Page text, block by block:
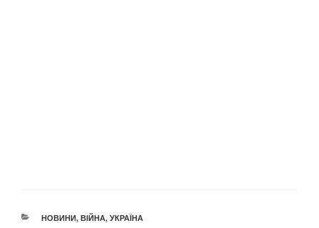
КАТЕГОРІЇ
НОВИНИ, ВІЙНА, УКРАЇНА